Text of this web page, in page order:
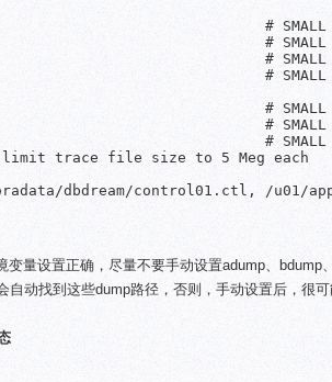
# SMALL
= 8                               # SMALL
# SMALL
# SMALL
# SMALL
# SMALL
# SMALL
limit trace file size to 5 Meg each
dbdream/control01.ctl, /u01/
量设置正确，尽量不要手动设置adump、bdump
动找到这些dump路径，否则，手动设置后，很